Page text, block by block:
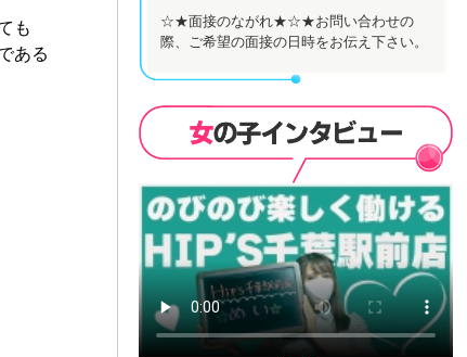
も
ある
☆★面接のながれ★☆★お問い合わせの
際、ご希望の面接の日時をお伝え下さい。